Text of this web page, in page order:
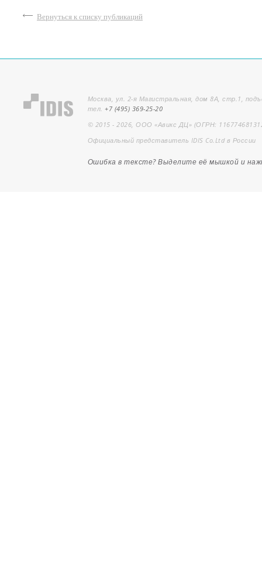
Вернуться к списку публикаций
Москва, ул. 2-я Магистральная, дом 8А, стр.1,
тел.+7 (495) 369-25-20
© 2015 - 2026, ООО «Авикс ДЦ» (ОГРН:
Официальный представитель IDIS Co.Ltd в России
Ошибка в тексте? Выделите её мышкой и